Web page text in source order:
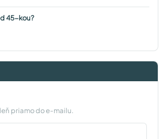
45-kou?
priamo do e-mailu.